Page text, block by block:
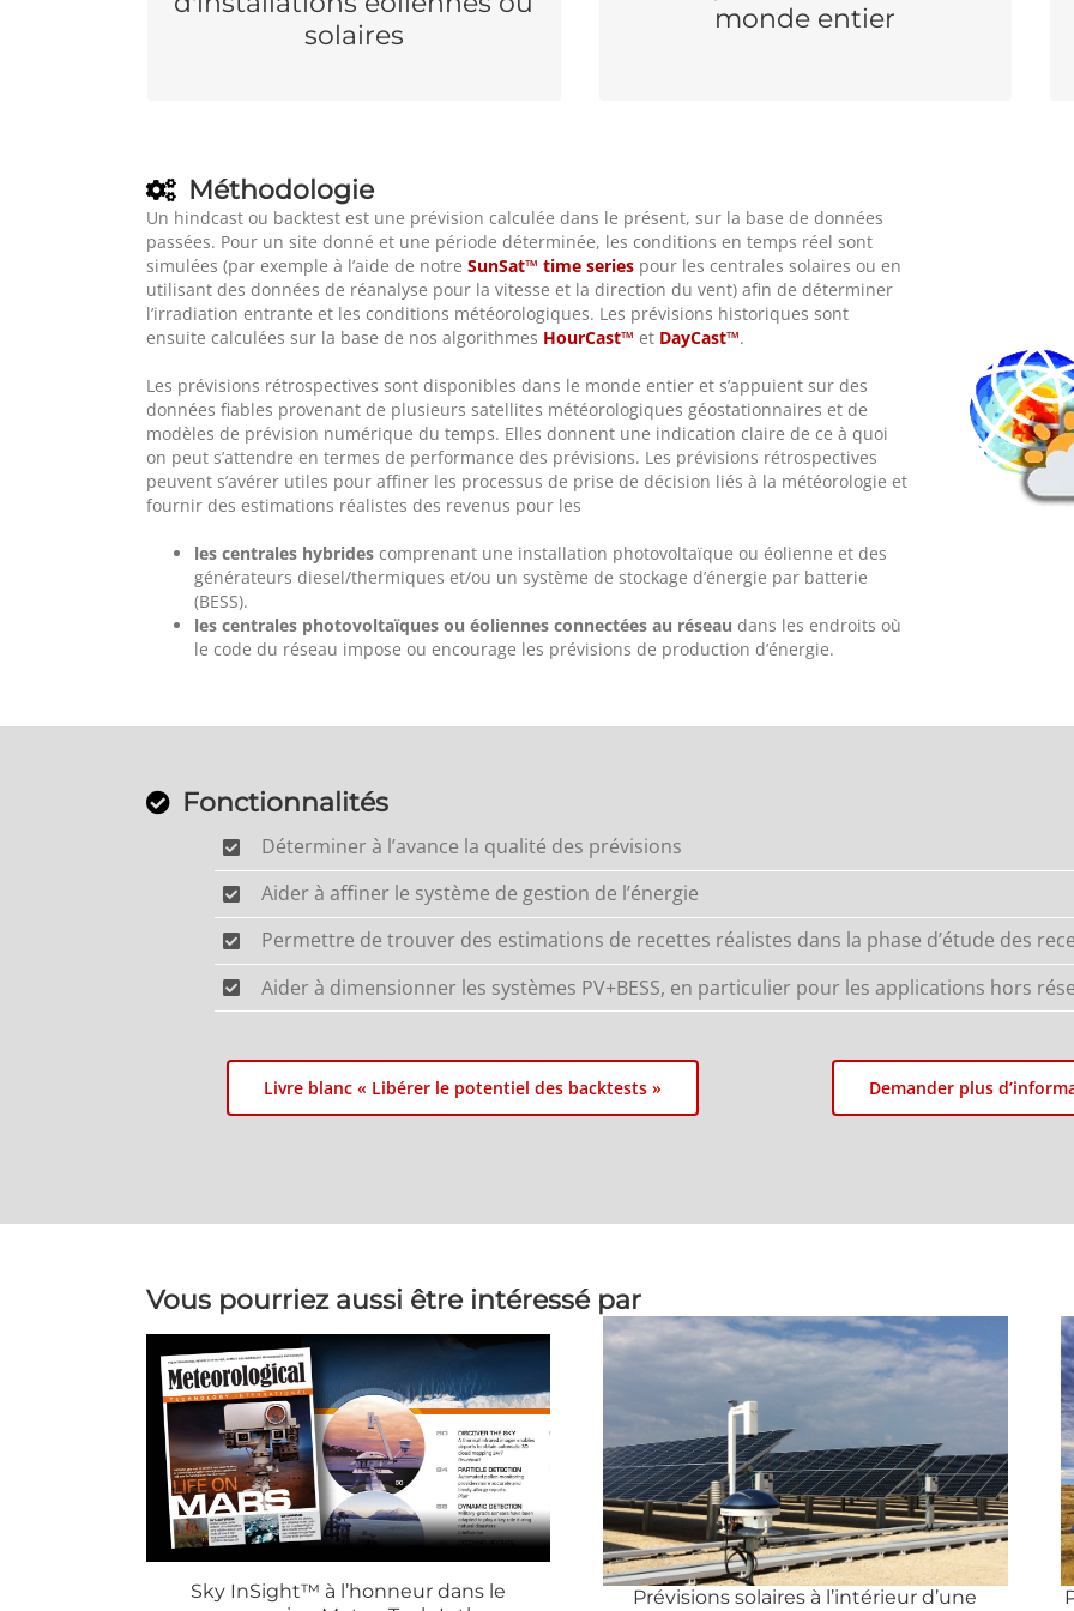
solaires
dès la phase de planification et d’évaluer la
précision des prévisions pour un site
monde entier
satellitaire.
Méthodologie
Un hindcast ou backtest est une prévision calculée dans le présent, sur la base de données
passées. Pour un site donné et une période déterminée, les conditions en temps réel sont
simulées (par exemple à l’aide de notre SunSat™ time seriespour les centrales solaires ou en
utilisant des données de réanalyse pour la vitesse et la direction du vent) afin de déterminer
l’irradiation entrante et les conditions météorologiques. Les prévisions historiques sont
ensuite calculées sur la base de nos algorithmes HourCast™ et DayCast™.
Les prévisions rétrospectives sont disponibles dans le monde entier et s’appuient sur des
données fiables provenant de plusieurs satellites météorologiques géostationnaires et de
modèles de prévision numérique du temps. Elles donnent une indication claire de ce à quoi
on peut s’attendre en termes de performance des prévisions. Les prévisions rétrospectives
peuvent s’avérer utiles pour affiner les processus de prise de décision liés à la météorologie et
fournir des estimations réalistes des revenus pour les
les centrales hybridescomprenant une installation photovoltaïque ou éolienne et des
générateurs diesel/thermiques et/ou un système de stockage d’énergie par batterie
(BESS).
les centrales photovoltaïques ou éoliennes connectées au réseau dans les endroits où
le code du réseau impose ou encourage les prévisions de production d’énergie.
Fonctionnalités
Déterminer à l’avance la qualité des prévisions
Aider à affiner le système de gestion de l’énergie
Permettre de trouver des estimations de recettes réalistes dans la phase d’étude des
Aider à dimensionner les systèmes PV+BESS, en particulier pour les applications hors
Livre blanc « Libérer le potentiel des backtests » Demander plus
Vous pourriez aussi être intéressé par
Sky InSight™ à l’honneur dans le
Prévisions solaires à l’intérieur d’une